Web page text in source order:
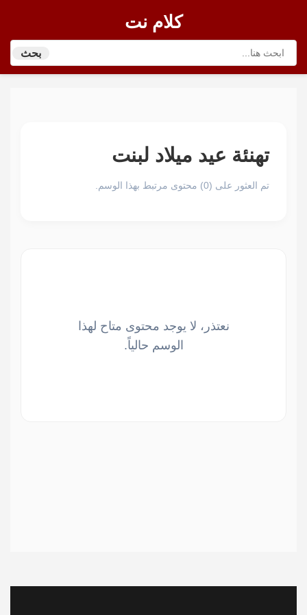
كلام نت
بحث
تهنئة عيد ميلاد لبنت
تم العثور على (0) محتوى مرتبط بهذا الوسم.
نعتذر، لا يوجد محتوى متاح لهذا
الوسم حالياً.